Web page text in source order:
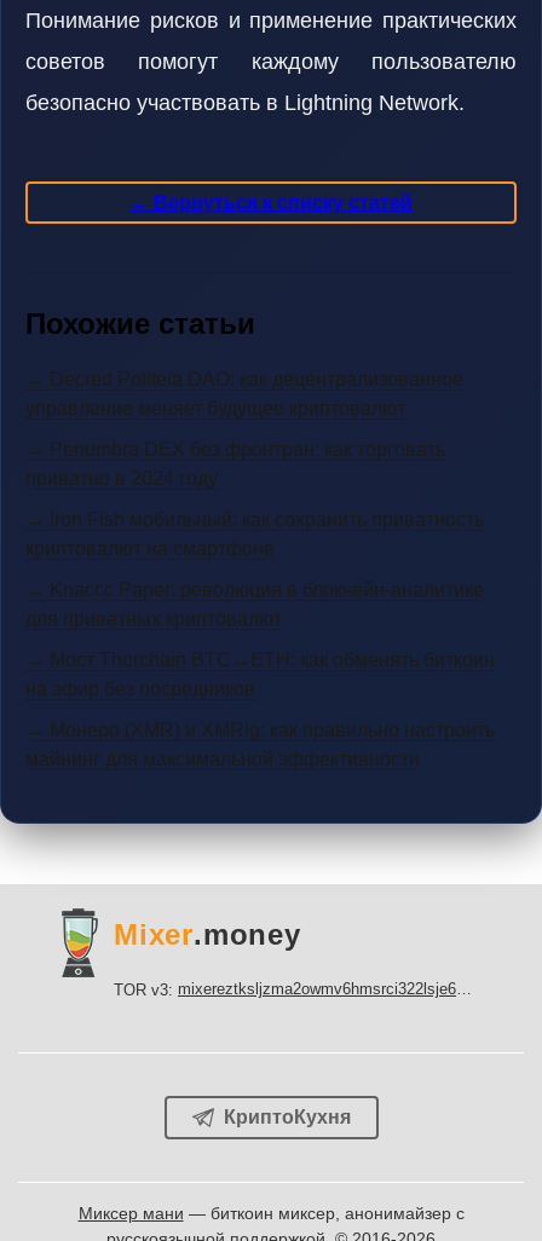
Понимание рисков и применение практических
советов помогут каждому пользователю
безопасно участвовать в Lightning Network.
← Вернуться к списку статей
Похожие статьи
→ Decred Politeia DAO: как децентрализованное
управление меняет будущее криптовалют
→ Penumbra DEX без фронтран: как торговать
приватно в 2024 году
→ Iron Fish мобильный: как сохранить приватность
криптовалют на смартфоне
→ Knaccc Paper: революция в блокчейн-аналитике
для приватных криптовалют
→ Mост Thorchain BTC↔ETH: как обменять биткоин
на эфир без посредников
→ Монеро (XMR) и XMRig: как правильно настроить
майнинг для максимальной эффективности
Mixer.money
TOR v3: mixereztksljzma2owmv6hmsrci322lsje6m3svicoddk3xbgvhd2fid.onion
КриптоКухня
Миксер мани — биткоин миксер, анонимайзер с